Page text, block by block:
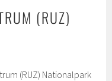
(RUZ)
(RUZ) Nationalpark